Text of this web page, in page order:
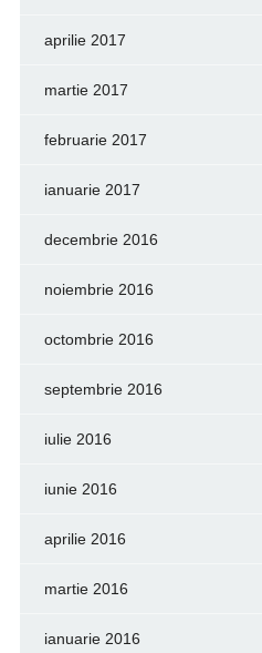
aprilie 2017
martie 2017
februarie 2017
ianuarie 2017
decembrie 2016
noiembrie 2016
octombrie 2016
septembrie 2016
iulie 2016
iunie 2016
aprilie 2016
martie 2016
ianuarie 2016